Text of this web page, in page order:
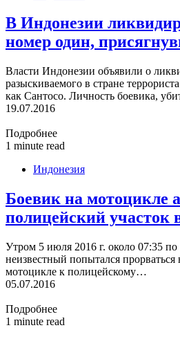
В Индонезии
номер один,
Власти Индонезии объявили о
разыскиваемого в стране
как Сантосо. Личность боевика,
19.07.2016
Подробнее
1 minute read
Индонезия
Боевик на мотоцикле
полицейский участок
Утром 5 июля 2016 г. около 07:35
неизвестный попытался
мотоцикле к полицейскому…
05.07.2016
Подробнее
1 minute read